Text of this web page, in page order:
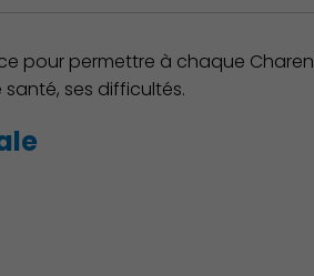
pour permettre à chaque
ses difficultés.